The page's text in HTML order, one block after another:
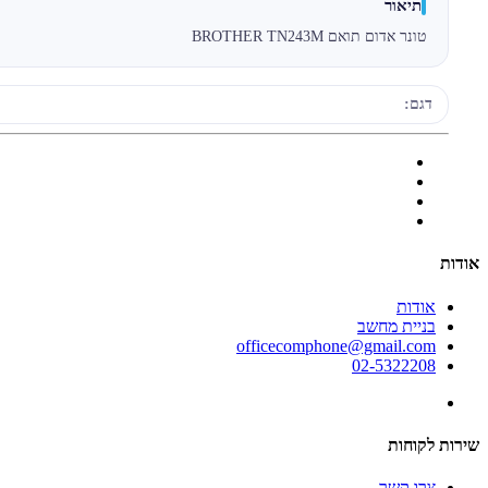
תיאור
טונר אדום תואם BROTHER TN243M
דגם:
אודות
אודות
בניית מחשב
officecomphone@gmail.com
02-5322208
שירות לקוחות